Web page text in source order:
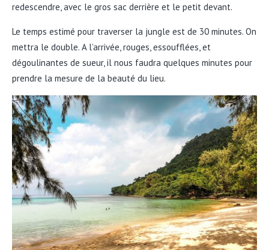
redescendre, avec le gros sac derrière et le petit devant.
Le temps estimé pour traverser la jungle est de 30 minutes. On
mettra le double. A l’arrivée, rouges, essoufflées, et
dégoulinantes de sueur, il nous faudra quelques minutes pour
prendre la mesure de la beauté du lieu.